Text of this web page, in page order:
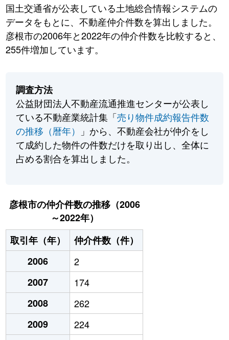
国土交通省が公表している土地総合情報システムの
データをもとに、不動産仲介件数を算出しました。
彦根市の2006年と2022年の仲介件数を比較すると、
255件増加しています。
調査方法
公益財団法人不動産流通推進センターが公表し
ている不動産業統計集「売り物件成約報告件数
の推移（暦年）
」から、不動産会社が仲介をし
て成約した物件の件数だけを取り出し、全体に
占める割合を算出しました。
彦根市の仲介件数の推移（2006
～2022年）
取引年（年）
仲介件数（件）
2006
2
2007
174
2008
262
2009
224